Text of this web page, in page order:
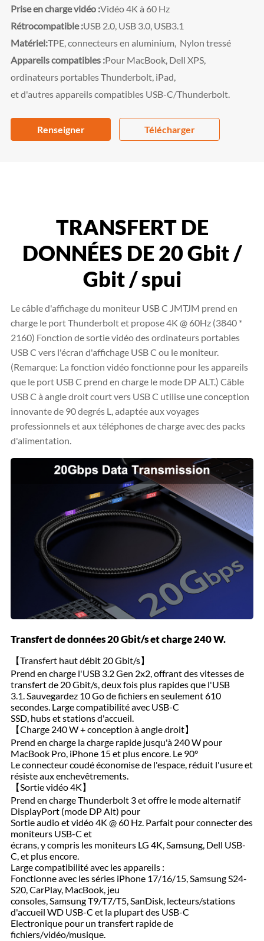
Prise en charge vidéo :Vidéo 4K à 60 Hz
Rétrocompatible :USB 2.0, USB 3.0, USB3.1
Matériel:TPE, connecteurs en aluminium, Nylon tressé
Appareils compatibles :Pour MacBook, Dell XPS,
ordinateurs portables Thunderbolt, iPad,
et d'autres appareils compatibles USB-C/Thunderbolt.
Renseigner Télécharger
TRANSFERT DE
DONNÉES DE 20 Gbit /
Gbit / spui
Le câble d'affichage du moniteur USB C JMTJM prend en
charge le port Thunderbolt et propose 4K @ 60Hz (3840 *
2160) Fonction de sortie vidéo des ordinateurs portables
USB C vers l'écran d'affichage USB C ou le moniteur.
(Remarque: La fonction vidéo fonctionne pour les appareils
que le port USB C prend en charge le mode DP ALT.) Câble
USB C à angle droit court vers USB C utilise une conception
innovante de 90 degrés L, adaptée aux voyages
professionnels et aux téléphones de charge avec des packs
d'alimentation.
Transfert de données 20 Gbit/s et charge 240 W.
【Transfert haut débit 20 Gbit/s】
Prend en charge l'USB 3.2 Gen 2x2, offrant des vitesses de
transfert de 20 Gbit/s, deux fois plus rapides que l'USB
3.1. Sauvegardez 10 Go de fichiers en seulement 610
secondes. Large compatibilité avec USB-C
SSD, hubs et stations d'accueil.
【Charge 240 W + conception à angle droit】
Prend en charge la charge rapide jusqu'à 240 W pour
MacBook Pro, iPhone 15 et plus encore. Le 90°
Le connecteur coudé économise de l'espace, réduit l'usure et
résiste aux enchevêtrements.
【Sortie vidéo 4K】
Prend en charge Thunderbolt 3 et offre le mode alternatif
DisplayPort (mode DP Alt) pour
Sortie audio et vidéo 4K @ 60 Hz. Parfait pour connecter des
moniteurs USB-C et
écrans, y compris les moniteurs LG 4K, Samsung, Dell USB-
C, et plus encore.
Large compatibilité avec les appareils :
Fonctionne avec les séries iPhone 17/16/15, Samsung S24-
S20, CarPlay, MacBook, jeu
consoles, Samsung T9/T7/T5, SanDisk, lecteurs/stations
d'accueil WD USB-C et la plupart des USB-C
Electronique pour un transfert rapide de
fichiers/vidéo/musique.